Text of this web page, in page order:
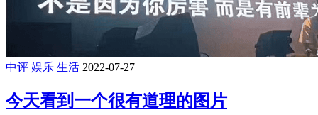
中评 娱乐 生活 2022-07-27
今天看到一个很有道理的图片